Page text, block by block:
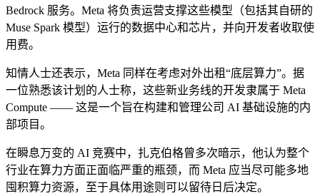
Bedrock 服务。Meta 将负责运营支撑这些模型（包括其自研的
Muse Spark 模型）运行的数据中心和芯片，并向开发者收取使
用费。
知情人士还表示，Meta 同样在考虑对外出租“底层算力”。据
一位熟悉该计划的人士称，这些新业务线的开发隶属于 Meta
Compute —— 这是一个旨在构建和管理公司 AI 基础设施的内
部项目。
在瞬息万变的 AI 竞赛中，扎克伯格曾多次暗示，他认为整个
行业在算力方面正面临严重的瓶颈，而 Meta 应当尽可能多地
囤积算力资源，至于具体用途则可以留待日后决定。